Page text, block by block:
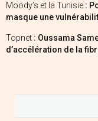
Moody’s et la Tunisie :
masque une
Topnet : Oussama
d’accélération de la